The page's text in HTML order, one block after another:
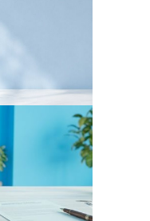
kiện, tiêu
biết
tiêu
thí sinh đăng
kiểm tra
chỉ đối